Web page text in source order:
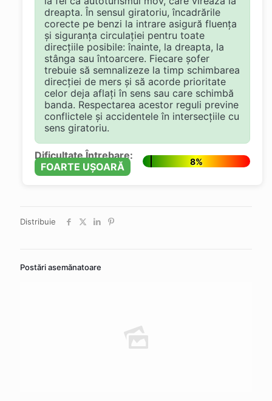
dreapta. În sensul giratoriu, încadrările
corecte pe benzi la intrare asigură fluența
și siguranța circulației pentru toate
direcțiile posibile: înainte, la dreapta, la
stânga sau întoarcere. Fiecare șofer
trebuie să semnalizeze la timp schimbarea
direcției de mers și să acorde prioritate
celor deja aflați în sens sau care schimbă
banda. Respectarea acestor reguli previne
conflictele și accidentele în intersecțiile cu
sens giratoriu.
Dificultate Întrebare:
FOARTE UȘOARĂ
8%
Distribuie
Postări asemănatoare